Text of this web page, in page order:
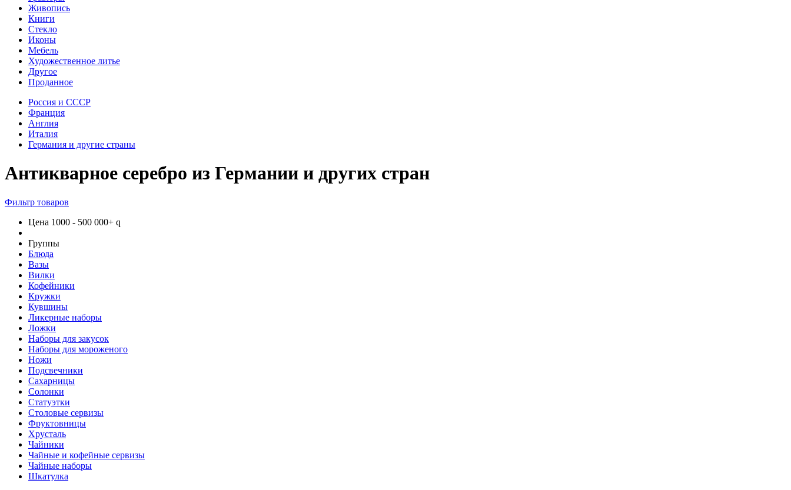
Живопись
Книги
Стекло
Иконы
Мебель
Художественное литье
Другое
Проданное
Россия и СССР
Франция
Англия
Италия
Германия и другие страны
Антикварное серебро из Германии и других стран
Фильтр товаров
Цена 1000 - 500 000+ q
Группы
Блюда
Вазы
Вилки
Кофейники
Кружки
Кувшины
Ликерные наборы
Ложки
Наборы для закусок
Наборы для мороженого
Ножи
Подсвечники
Сахарницы
Солонки
Статуэтки
Столовые сервизы
Фруктовницы
Хрусталь
Чайники
Чайные и кофейные сервизы
Чайные наборы
Шкатулка